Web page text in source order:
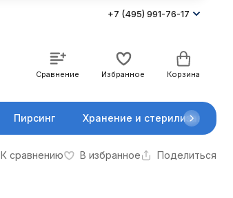
+7 (495) 991-76-17
Сравнение Избранное Корзина
Пирсинг Хранение и стерилизация
К сравнению В избранное Поделиться